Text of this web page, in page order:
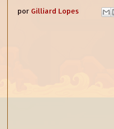
por Gilliard Lopes